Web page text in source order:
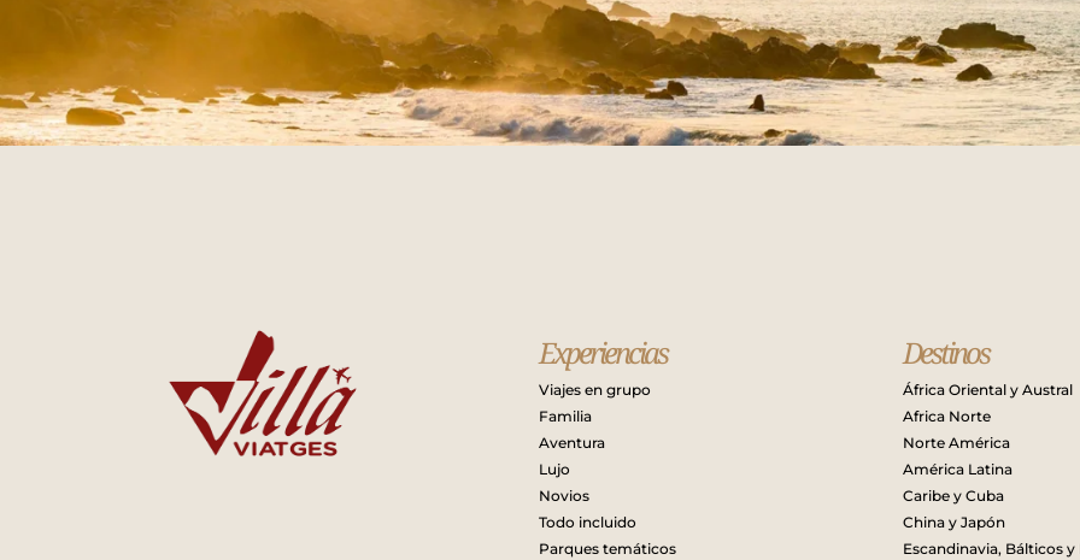
Experiencias
Viajes en grupo
Familia
Aventura
Lujo
Novios
Todo incluido
Parques temáticos
Destinos
África Oriental y Austral
Africa Norte
Norte América
América Latina
Caribe y Cuba
China y Japón
Escandinavia, Bálticos y